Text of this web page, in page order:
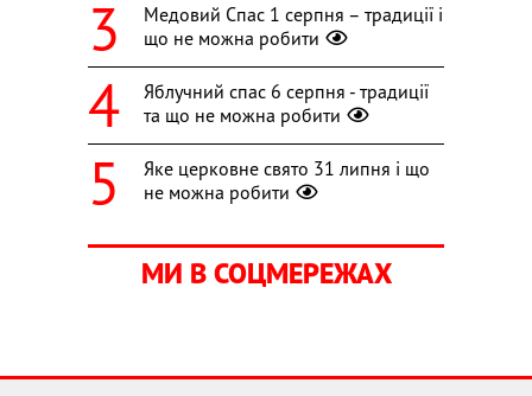
Медовий Спас 1 серпня – традиції і
що не можна робити
Яблучний спас 6 серпня - традиції
та що не можна робити
Яке церковне свято 31 липня і що
не можна робити
МИ В СОЦМЕРЕЖАХ